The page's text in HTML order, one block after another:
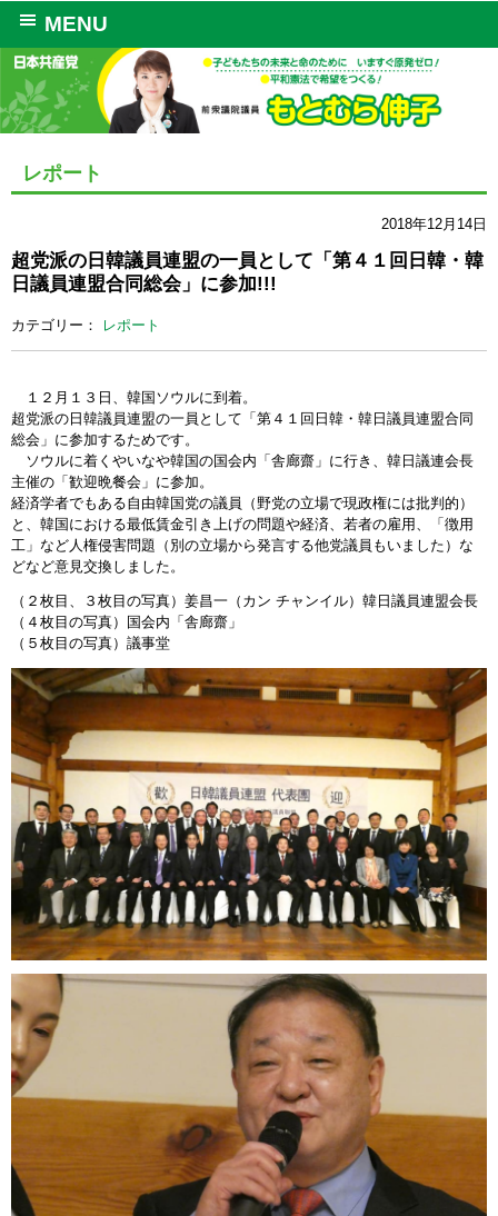
MENU
レポート
2018年12月14日
超党派の日韓議員連盟の一員として「第４１回日韓・韓
日議員連盟合同総会」に参加!!!
カテゴリー： レポート
１２月１３日、韓国ソウルに到着。
超党派の日韓議員連盟の一員として「第４１回日韓・韓日議員連盟合同
総会」に参加するためです。
ソウルに着くやいなや韓国の国会内「舎廊齋」に行き、韓日議連会長
主催の「歓迎晩餐会」に参加。
経済学者でもある自由韓国党の議員（野党の立場で現政権には批判的）
と、韓国における最低賃金引き上げの問題や経済、若者の雇用、「徴用
工」など人権侵害問題（別の立場から発言する他党議員もいました）な
どなど意見交換しました。
（２枚目、３枚目の写真）姜昌一（カン チャンイル）韓日議員連盟会長
（４枚目の写真）国会内「舎廊齋」
（５枚目の写真）議事堂